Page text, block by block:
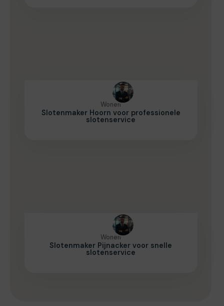
Wonen
Slotenmaker Hoorn voor professionele
slotenservice
Wonen
Slotenmaker Pijnacker voor snelle
slotenservice